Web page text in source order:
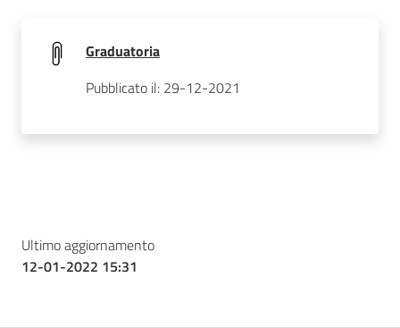
Graduatoria
Pubblicato il: 29-12-2021
Ultimo aggiornamento
12-01-2022 15:31